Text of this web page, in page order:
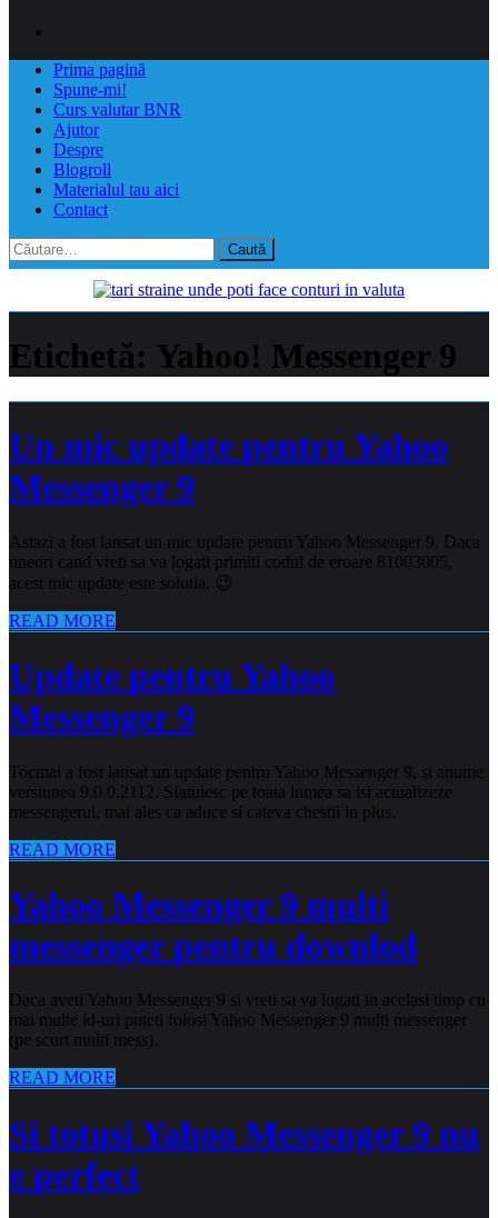
Prima pagină
Spune-mi!
Curs valutar BNR
Ajutor
Despre
Blogroll
Materialul tau aici
Contact
Caută
după:
Etichetă: Yahoo! Messenger 9
Un mic update pentru Yahoo
Messenger 9
Astazi a fost lansat un mic update pentru Yahoo Messenger 9. Daca
uneori cand vreti sa va logati primiti codul de eroare 81003005,
acest mic update este solutia. 😉
READ MORE
Update pentru Yahoo
Messenger 9
Tocmai a fost lansat un update pentru Yahoo Messenger 9, si anume
versiunea 9.0.0.2112. Sfatuiesc pe toata lumea sa isi actualizeze
messengerul, mai ales ca aduce si cateva chestii in plus.
READ MORE
Yahoo Messenger 9 multi
messenger pentru downlod
Daca aveti Yahoo Messenger 9 si vreti sa va logati in acelasi timp cu
mai multe id-uri puteti folosi Yahoo Messenger 9 multi messenger
(pe scurt multi mess).
READ MORE
Si totusi Yahoo Messenger 9 nu
e perfect